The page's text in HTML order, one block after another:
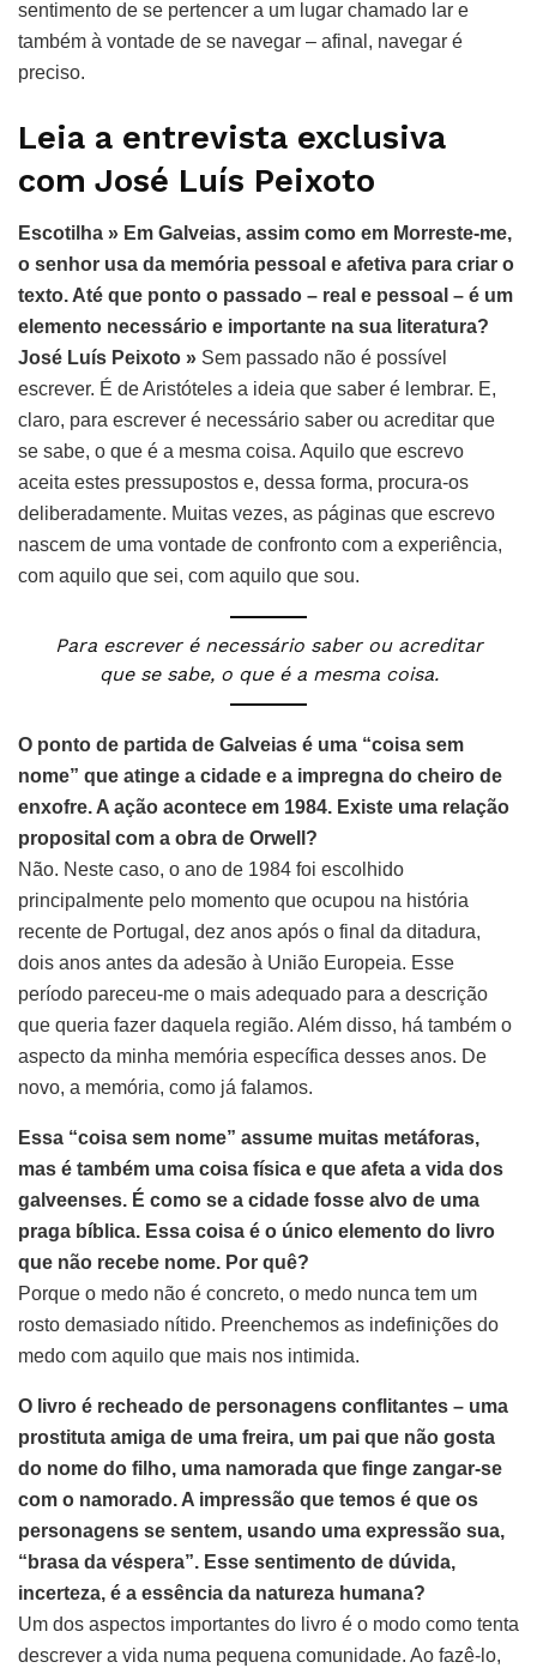
sentimento de se pertencer a um lugar chamado lar e
também à vontade de se navegar – afinal, navegar é
preciso.
Leia a entrevista exclusiva
com José Luís Peixoto
Escotilha » Em Galveias, assim como em Morreste-me,
o senhor usa da memória pessoal e afetiva para criar o
texto. Até que ponto o passado – real e pessoal – é um
elemento necessário e importante na sua literatura?
José Luís Peixoto » Sem passado não é possível
escrever. É de Aristóteles a ideia que saber é lembrar. E,
claro, para escrever é necessário saber ou acreditar que
se sabe, o que é a mesma coisa. Aquilo que escrevo
aceita estes pressupostos e, dessa forma, procura-os
deliberadamente. Muitas vezes, as páginas que escrevo
nascem de uma vontade de confronto com a experiência,
com aquilo que sei, com aquilo que sou.
Para escrever é necessário saber ou acreditar
que se sabe, o que é a mesma coisa.
O ponto de partida de Galveias é uma “coisa sem
nome” que atinge a cidade e a impregna do cheiro de
enxofre. A ação acontece em 1984. Existe uma relação
proposital com a obra de Orwell?
Não. Neste caso, o ano de 1984 foi escolhido
principalmente pelo momento que ocupou na história
recente de Portugal, dez anos após o final da ditadura,
dois anos antes da adesão à União Europeia. Esse
período pareceu-me o mais adequado para a descrição
que queria fazer daquela região. Além disso, há também o
aspecto da minha memória específica desses anos. De
novo, a memória, como já falamos.
Essa “coisa sem nome” assume muitas metáforas,
mas é também uma coisa física e que afeta a vida dos
galveenses. É como se a cidade fosse alvo de uma
praga bíblica. Essa coisa é o único elemento do livro
que não recebe nome. Por quê?
Porque o medo não é concreto, o medo nunca tem um
rosto demasiado nítido. Preenchemos as indefinições do
medo com aquilo que mais nos intimida.
O livro é recheado de personagens conflitantes – uma
prostituta amiga de uma freira, um pai que não gosta
do nome do filho, uma namorada que finge zangar-se
com o namorado. A impressão que temos é que os
personagens se sentem, usando uma expressão sua,
“brasa da véspera”. Esse sentimento de dúvida,
incerteza, é a essência da natureza humana?
Um dos aspectos importantes do livro é o modo como tenta
descrever a vida numa pequena comunidade. Ao fazê-lo,